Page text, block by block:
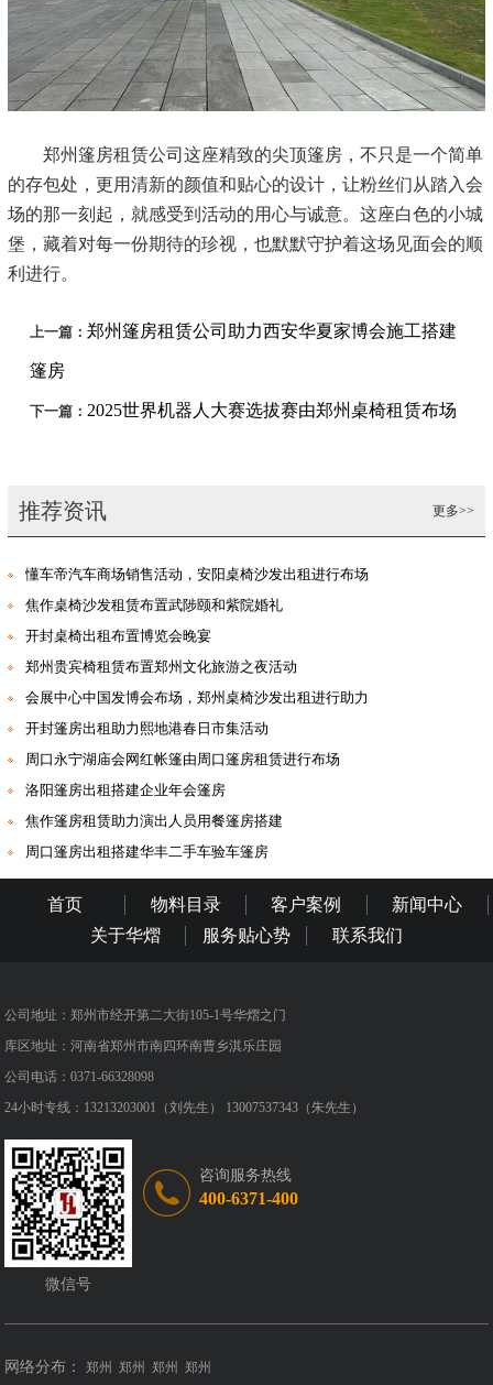
郑州篷房租赁公司这座精致的尖顶篷房，不只是一个简单
的存包处，更用清新的颜值和贴心的设计，让粉丝们从踏入会
场的那一刻起，就感受到活动的用心与诚意。这座白色的小城
堡，藏着对每一份期待的珍视，也默默守护着这场见面会的顺
利进行。
上一篇： 郑州篷房租赁公司助力西安华夏家博会施工搭建
篷房
下一篇： 2025世界机器人大赛选拔赛由郑州桌椅租赁布场
推荐资讯 更多>>
懂车帝汽车商场销售活动，安阳桌椅沙发出租进行布场
焦作桌椅沙发租赁布置武陟颐和紫院婚礼
开封桌椅出租布置博览会晚宴
郑州贵宾椅租赁布置郑州文化旅游之夜活动
会展中心中国发博会布场，郑州桌椅沙发出租进行助力
开封篷房出租助力熙地港春日市集活动
周口永宁湖庙会网红帐篷由周口篷房租赁进行布场
洛阳篷房出租搭建企业年会篷房
焦作篷房租赁助力演出人员用餐篷房搭建
周口篷房出租搭建华丰二手车验车篷房
首页 物料目录 客户案例
新闻中心
关于华熠
服务贴心势 联系我们
公司地址：郑州市经开第二大街105-1号华熠之门
库区地址：河南省郑州市南四环南曹乡淇乐庄园
公司电话：0371-66328098
24小时专线：13213203001（刘先生） 13007537343（朱先生）
微信号
咨询服务热线
400-6371-400
网络分布：郑州 郑州 郑州 郑州